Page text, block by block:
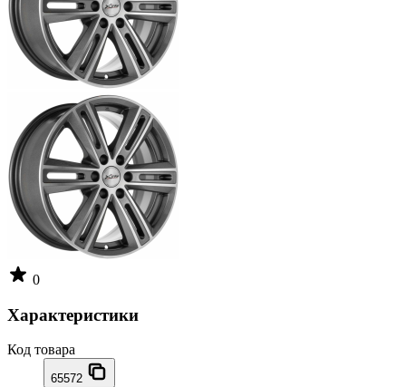
0
Характеристики
Код товара
65572